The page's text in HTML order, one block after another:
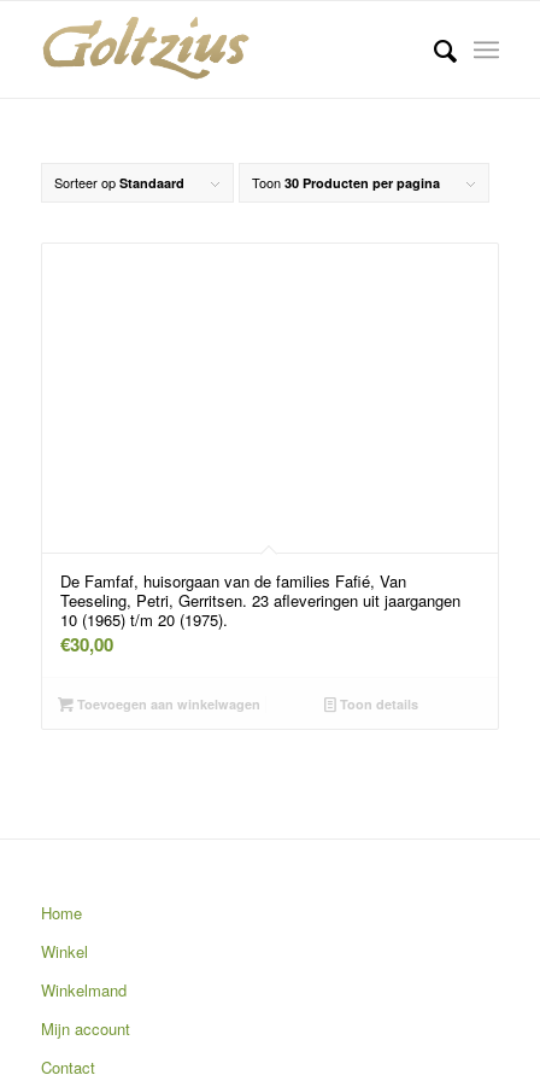
Sorteer op Standaard Toon 30 Producten per pagina
De Famfaf, huisorgaan van de families Fafié, Van
Teeseling, Petri, Gerritsen. 23 afleveringen uit jaargangen
10 (1965) t/m 20 (1975).
€30,00
Toevoegen aan winkelwagen Toon details
Home
Winkel
Winkelmand
Mijn account
Contact